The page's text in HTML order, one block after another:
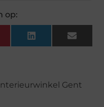
op:
LinkedIn Email
Gent